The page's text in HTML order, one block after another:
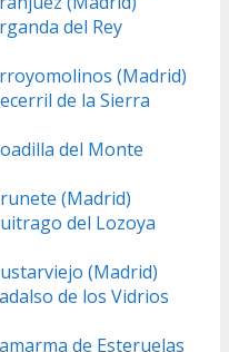
del Rey
(Madrid)
de la Sierra
del Monte
(Madrid)
del Lozoya
(Madrid)
de los Vidrios
de Esteruelas